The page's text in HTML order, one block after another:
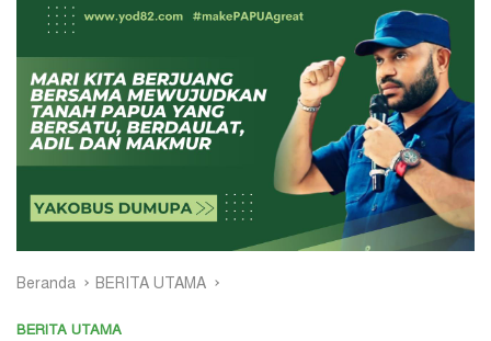
Beranda BERITA UTAMA
BERITA UTAMA